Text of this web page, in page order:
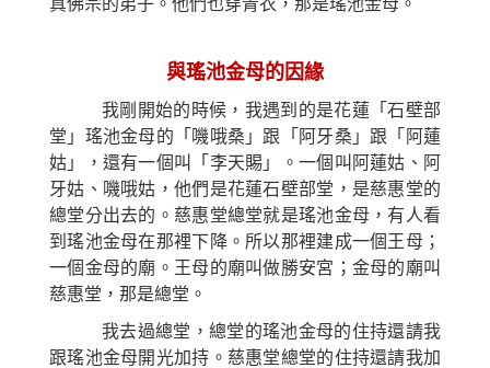
真佛宗的弟子。他們也穿青衣，那是瑤池金母。
與瑤池金母的因緣
我剛開始的時候，我遇到的是花蓮「石壁部
堂」瑤池金母的「嘰哦桑」跟「阿牙桑」跟「阿蓮
姑」，還有一個叫「李天賜」。一個叫阿蓮姑、阿
牙姑、嘰哦姑，他們是花蓮石壁部堂，是慈惠堂的
總堂分出去的。慈惠堂總堂就是瑤池金母，有人看
到瑤池金母在那裡下降。所以那裡建成一個王母；
一個金母的廟。王母的廟叫做勝安宮；金母的廟叫
慈惠堂，那是總堂。
我去過總堂，總堂的瑤池金母的住持還請我
跟瑤池金母開光加持。慈惠堂總堂的住持還請我加